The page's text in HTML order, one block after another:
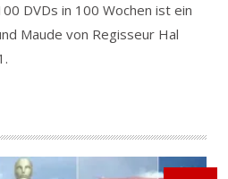
DVDs in 100 Wochen ist ein
Maude von Regisseur Hal